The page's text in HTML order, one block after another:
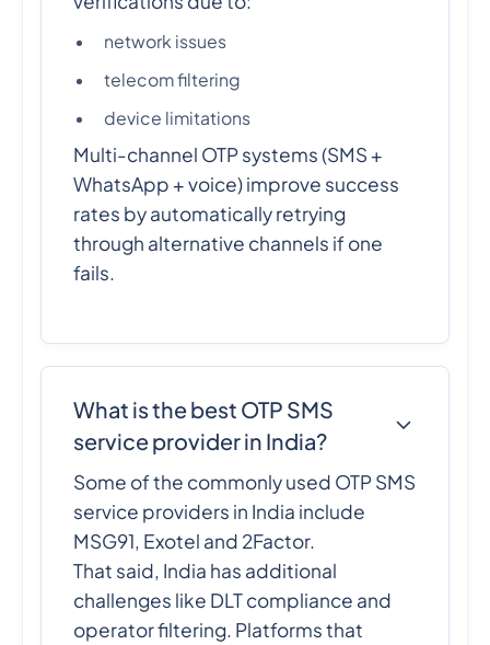
network issues
telecom filtering
device limitations
Multi-channel OTP systems (SMS +
WhatsApp + voice) improve success
rates by automatically retrying
through alternative channels if one
fails.
What is the best OTP SMS
service provider in India?
Some of the commonly used OTP SMS
service providers in India include
MSG91, Exotel and 2Factor.
That said, India has additional
challenges like DLT compliance and
operator filtering. Platforms that